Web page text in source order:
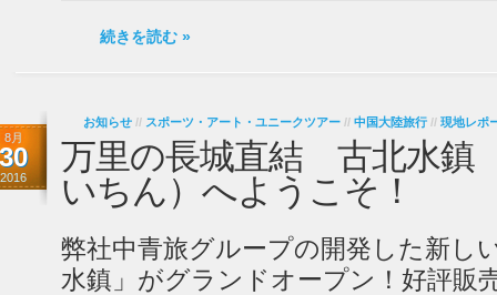
続きを読む »
8月
30
2016
お知らせ // スポーツ・アート・ユニークツアー // 中国大陸旅行 // 現地レポ
万里の長城直結 古北水
いちん）へようこそ！
弊社中青旅グループの開発した新し
水鎮」がグランドオープン！好評販